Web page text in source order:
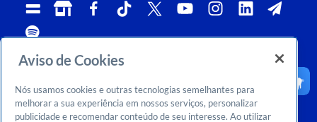
Telefone:
0800 570 0800
Whatsapp e Telegram:
(21)96576-7825
Ouvidoria:
CNPJ:
29.737.103/0001-10
Email:
falesebraerio@rj.sebrae.com.br
Aviso de Cookies
Nós usamos cookies e outras tecnologias semelhantes para
melhorar a sua experiência em nossos serviços, personalizar
publicidade e recomendar conteúdo de seu interesse. Ao utilizar